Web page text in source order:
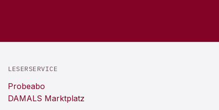
LESERSERVICE
Probeabo
DAMALS Marktplatz